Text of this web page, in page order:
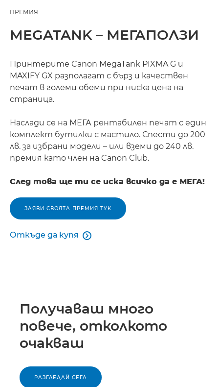
ПРЕМИЯ
MEGATANK – МЕГАПОЛЗИ
Принтерите Canon MegaTank PIXMA G и
MAXIFY GX разполагат с бърз и качествен
печат в големи обеми при ниска цена на
страница.
Наслади се на МЕГА рентабилен печат с един
комплект бутилки с мастило. Спести до 200
лв. за избрани модели – или вземи до 240 лв.
премия като член на Canon Club.
След това ще ти се иска всичко да е МЕГА!
ЗАЯВИ СВОЯТА ПРЕМИЯ ТУК
Откъде да купя 
Получаваш много
повече, отколкото
очакваш
РАЗГЛЕДАЙ СЕГА